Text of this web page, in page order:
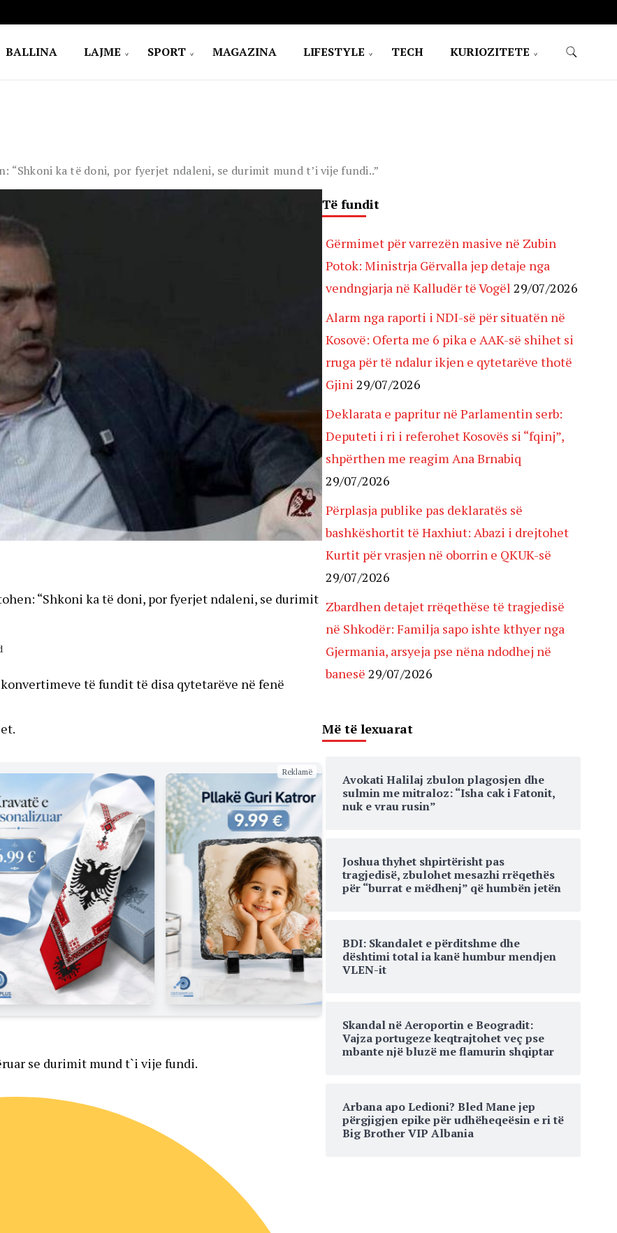
BALLINA LAJME SPORT MAGAZINA LIFESTYLE TECH KURIOZITETE
“Shkoni ka të doni, por fyerjet ndaleni, se durimit mund t’i vije fundi..”
“Shkoni ka të doni, por fyerjet ndaleni, se durimit
të fundit të disa qytetarëve në fenë
Reklamë
se durimit mund t`i vije fundi.
Të fundit
Gërmimet për varrezën masive në Zubin
Potok: Ministrja Gërvalla jep detaje nga
vendngjarja në Kalludër të Vogël 29/07/2026
Alarm nga raporti i NDI-së për situatën në
Kosovë: Oferta me 6 pika e AAK-së shihet si
rruga për të ndalur ikjen e qytetarëve thotë
Gjini 29/07/2026
Deklarata e papritur në Parlamentin serb:
Deputeti i ri i referohet Kosovës si “fqinj”,
shpërthen me reagim Ana Brnabiq
29/07/2026
Përplasja publike pas deklaratës së
bashkëshortit të Haxhiut: Abazi i drejtohet
Kurtit për vrasjen në oborrin e QKUK-së
29/07/2026
Zbardhen detajet rrëqethëse të tragjedisë
në Shkodër: Familja sapo ishte kthyer nga
Gjermania, arsyeja pse nëna ndodhej në
banesë 29/07/2026
Më të lexuarat
Avokati Halilaj zbulon plagosjen dhe
sulmin me mitraloz: “Isha cak i Fatonit,
nuk e vrau rusin”
Joshua thyhet shpirtërisht pas
tragjedisë, zbulohet mesazhi rrëqethës
për “burrat e mëdhenj” që humbën jetën
BDI: Skandalet e përditshme dhe
dështimi total ia kanë humbur mendjen
VLEN-it
Skandal në Aeroportin e Beogradit:
Vajza portugeze keqtrajtohet veç pse
mbante një bluzë me flamurin shqiptar
Arbana apo Ledioni? Bled Mane jep
përgjigjen epike për udhëheqeësin e ri të
Big Brother VIP Albania